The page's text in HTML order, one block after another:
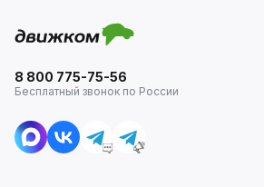
8 800 775-75-56
Бесплатный звонок по России